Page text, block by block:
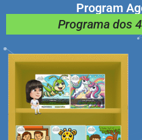
Program
Programa dos